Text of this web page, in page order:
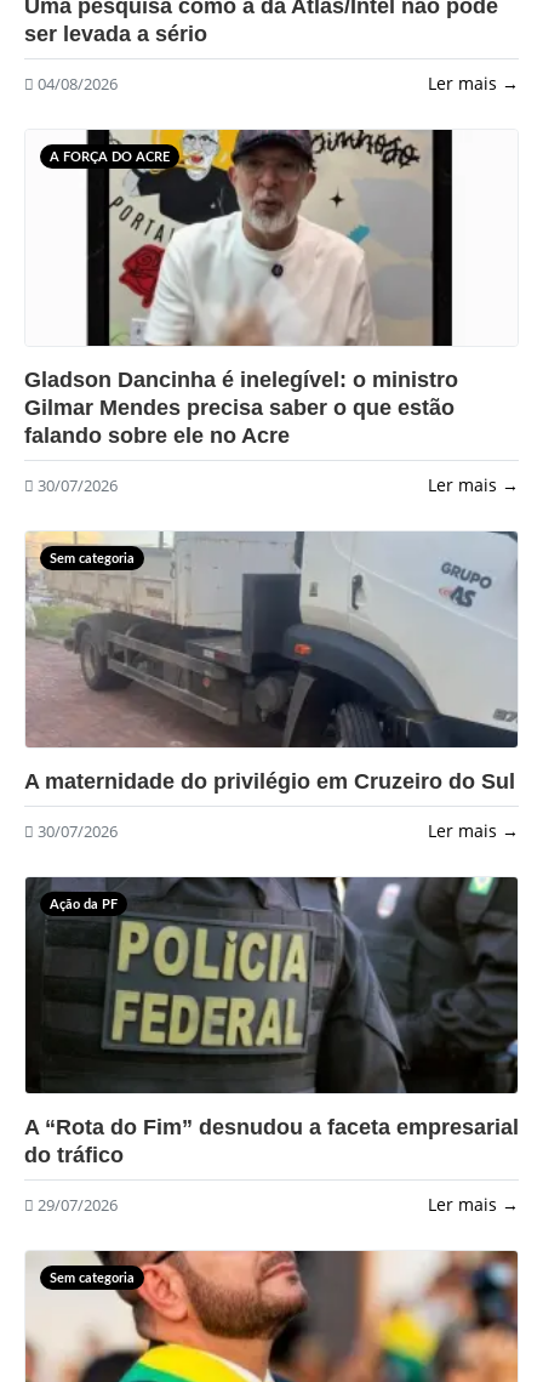
Uma pesquisa como a da Atlas/Intel não pode
ser levada a sério
04/08/2026 Ler mais →
A FORÇA DO ACRE
?>
Gladson Dancinha é inelegível: o ministro
Gilmar Mendes precisa saber o que estão
falando sobre ele no Acre
30/07/2026 Ler mais →
Sem categoria
?>
A maternidade do privilégio em Cruzeiro do Sul
30/07/2026 Ler mais →
Ação da PF
?>
A “Rota do Fim” desnudou a faceta empresarial
do tráfico
29/07/2026 Ler mais →
Sem categoria